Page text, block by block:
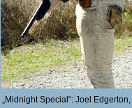
„Midnight Special“: Joel